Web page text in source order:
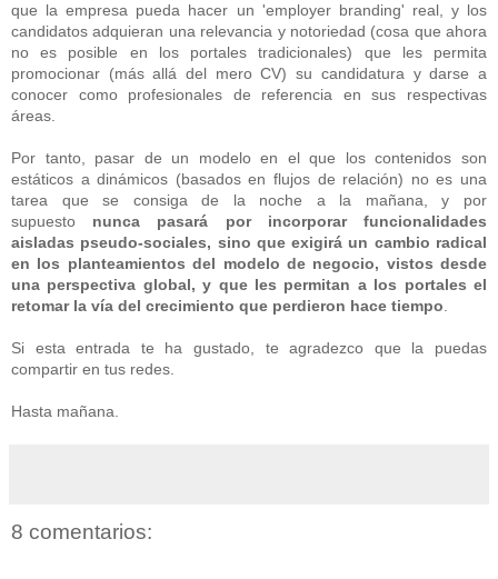
que la empresa pueda hacer un 'employer branding' real, y los
candidatos adquieran una relevancia y notoriedad (cosa que ahora
no es posible en los portales tradicionales) que les permita
promocionar (más allá del mero CV) su candidatura y darse a
conocer como profesionales de referencia en sus respectivas
áreas.
Por tanto, pasar de un modelo en el que los contenidos son
estáticos a dinámicos (basados en flujos de relación) no es una
tarea que se consiga de la noche a la mañana, y por
supuesto nunca pasará por incorporar funcionalidades
aisladas pseudo-sociales, sino que exigirá un cambio radical
en los planteamientos del modelo de negocio, vistos desde
una perspectiva global, y que les permitan a los portales el
retomar la vía del crecimiento que perdieron hace tiempo.
Si esta entrada te ha gustado, te agradezco que la puedas
compartir en tus redes.
Hasta mañana.
8 comentarios: